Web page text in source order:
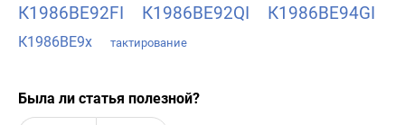
К1986ВЕ92FI
К1986ВЕ92QI К1986ВЕ94GI
К1986ВЕ9x тактирование
Была ли статья полезной?